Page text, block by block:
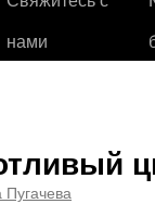
нами